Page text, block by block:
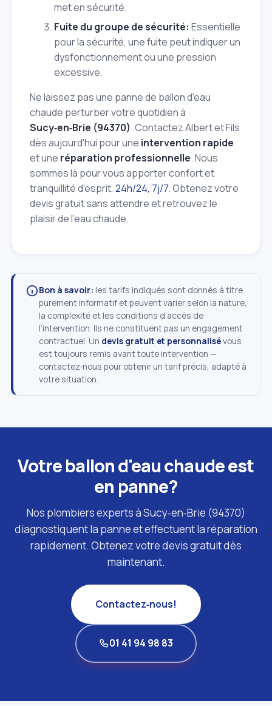
met en sécurité.
Fuite du groupe de sécurité: Essentielle
pour la sécurité, une fuite peut indiquer un
dysfonctionnement ou une pression
excessive.
Ne laissez pas une panne de ballon d'eau
chaude perturber votre quotidien à
Sucy‑en‑Brie (94370). Contactez Albert et Fils
dès aujourd'hui pour une intervention rapide
et une réparation professionnelle. Nous
sommes là pour vous apporter confort et
tranquillité d'esprit, 24h/24, 7j/7. Obtenez votre
devis gratuit sans attendre et retrouvez le
plaisir de l'eau chaude.
Bon à savoir: les tarifs indiqués sont donnés à titre
purement informatif et peuvent varier selon la nature,
la complexité et les conditions d’accès de
l’intervention. Ils ne constituent pas un engagement
contractuel. Un devis gratuit et personnalisévous
est toujours remis avant toute intervention —
contactez‑nous pour obtenir un tarif précis, adapté à
votre situation.
Votre ballon d'eau chaude est
en panne?
Nos plombiers experts à Sucy‑en‑Brie (94370)
diagnostiquent la panne et effectuent la réparation
rapidement. Obtenez votre devis gratuit dès
maintenant.
Contactez‑nous!
01 41 94 98 83